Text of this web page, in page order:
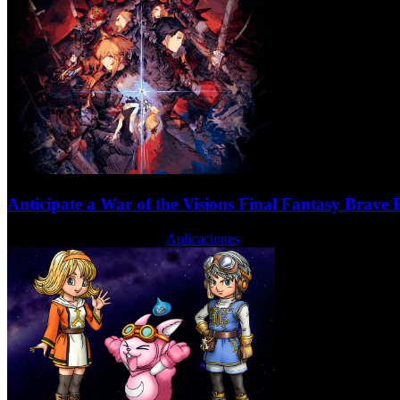
Anticípate a War of the Visions Final Fantasy Brave
Aplicaciones